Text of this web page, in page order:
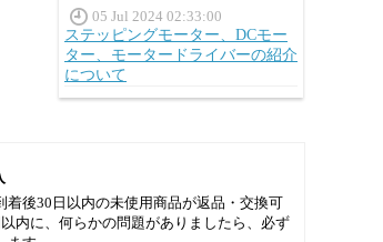
05 Jul 2024 02:33:00
ステッピングモーター、DCモー
ター、モータードライバーの紹介
について
着後30日以内の未使用商品が返品・交換可
内に、何らかの問題がありましたら、必ず